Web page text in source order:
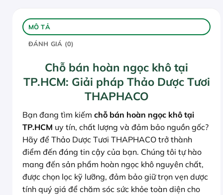
MÔ TẢ
ĐÁNH GIÁ (0)
Chỗ bán hoàn ngọc khô tại
TP.HCM: Giải pháp Thảo Dược Tươi
THAPHACO
Bạn đang tìm kiếm chỗ bán hoàn ngọc khô tại
TP.HCM uy tín, chất lượng và đảm bảo nguồn gốc?
Hãy để Thảo Dược Tươi THAPHACO trở thành
điểm đến đáng tin cậy của bạn. Chúng tôi tự hào
mang đến sản phẩm hoàn ngọc khô nguyên chất,
được chọn lọc kỹ lưỡng, đảm bảo giữ trọn vẹn dược
tính quý giá để chăm sóc sức khỏe toàn diện cho